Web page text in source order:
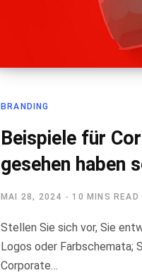
BRANDING
Beispiele für
gesehen haben
MAI 28, 2024 10 MINS READ
Stellen Sie sich vor, Sie
Logos oder Farbschemata;
Corporate…